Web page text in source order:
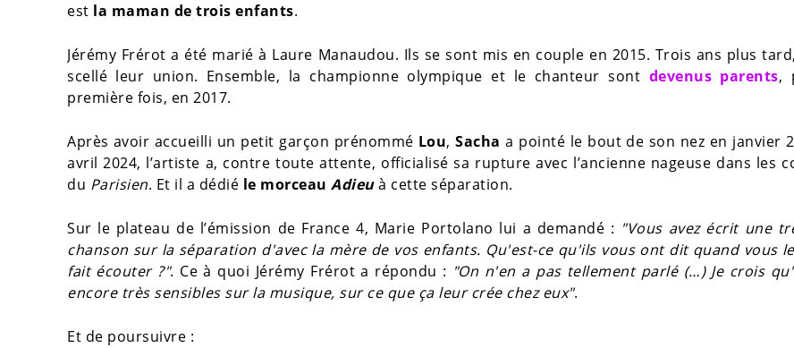
est la maman de trois enfants.
Jérémy Frérot a été marié à Laure Manaudou. Ils se sont mis en couple en 2015. Trois ans plus
scellé leur union. Ensemble, la championne olympique et le chanteur sont devenus parents,
première fois, en 2017.
Après avoir accueilli un petit garçon prénommé Lou,Sacha a pointé le bout de son nez en janvier
avril 2024, l’artiste a, contre toute attente, officialisé sa rupture avec l’ancienne nageuse dans les
du Parisien. Et il a dédié le morceau Adieuà cette séparation.
Sur le plateau de l’émission de France 4, Marie Portolano lui a demandé : "Vous avez écrit une
chanson sur la séparation d'avec la mère de vos enfants. Qu'est-ce qu'ils vous ont dit quand vous
fait écouter ?". Ce à quoi Jérémy Frérot a répondu : "On n'en a pas tellement parlé (…) Je crois
encore très sensibles sur la musique, sur ce que ça leur crée chez eux".
Et de poursuivre :